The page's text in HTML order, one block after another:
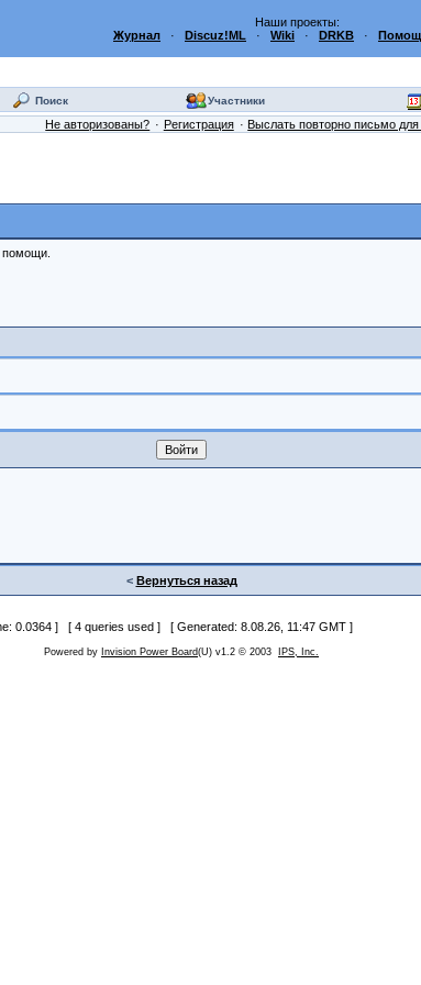
Наши проекты:
Журнал · Discuz!ML · Wiki · DRKB ·
Поиск Участники
Не авторизованы? Регистрация Выслать повторно письмо для
помощи.
< Вернуться назад
0.0364 ] [ 4 queries used ] [ Generated: 8.08.26, 11:47 GMT ]
Powered by Invision Power Board(U) v1.2 © 2003 IPS, Inc.